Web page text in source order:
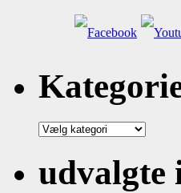
Kategorier
udvalgte